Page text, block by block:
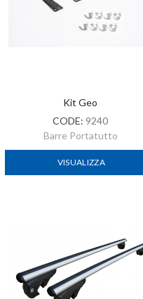
Kit Geo
CODE: 9240
Barre Portatutto
VISUALIZZA